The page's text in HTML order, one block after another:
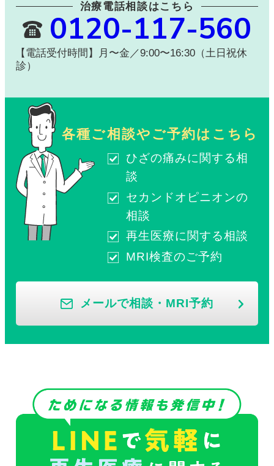
治療電話相談はこちら
0120-117-560
【電話受付時間】月〜金／9:00〜16:30（土日祝休
診）
各種ご相談やご予約はこちら
ひざの痛みに関する相
談
セカンドオピニオンの
相談
再生医療に関する相談
MRI検査のご予約
メールで相談・MRI予約